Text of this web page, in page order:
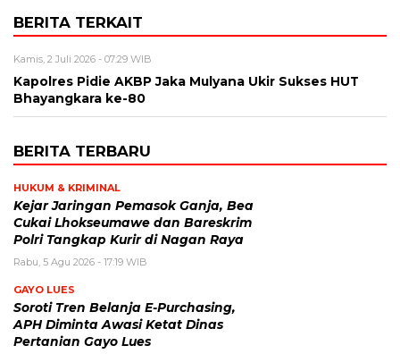
BERITA TERKAIT
Kamis, 2 Juli 2026 - 07:29 WIB
Kapolres Pidie AKBP Jaka Mulyana Ukir Sukses HUT
Bhayangkara ke-80
BERITA TERBARU
HUKUM & KRIMINAL
Kejar Jaringan Pemasok Ganja, Bea
Cukai Lhokseumawe dan Bareskrim
Polri Tangkap Kurir di Nagan Raya
Rabu, 5 Agu 2026 - 17:19 WIB
GAYO LUES
Soroti Tren Belanja E-Purchasing,
APH Diminta Awasi Ketat Dinas
Pertanian Gayo Lues